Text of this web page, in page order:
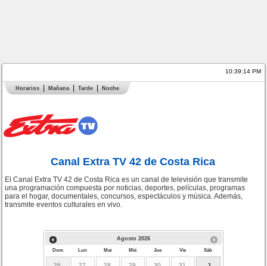
10:39:14 PM
Horarios Mañana Tarde Noche
Canal Extra TV 42 de Costa Rica
El Canal Extra TV 42 de Costa Rica es un canal de televisión que transmite
una programación compuesta por noticias, deportes, películas, programas
para el hogar, documentales, concursos, espectáculos y música. Además,
transmite eventos culturales en vivo.
Agosto 2026
Dom Lun Mar Mié Jue Vie Sáb